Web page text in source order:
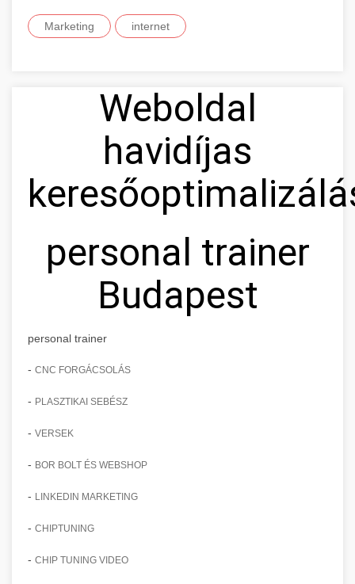
Marketing internet
Weboldal
havidíjas
personal trainer
Budapest
personal trainer
- CNC FORGÁCSOLÁS
- PLASZTIKAI SEBÉSZ
- VERSEK
- BOR BOLT ÉS WEBSHOP
- LINKEDIN MARKETING
- CHIPTUNING
- CHIP TUNING VIDEO